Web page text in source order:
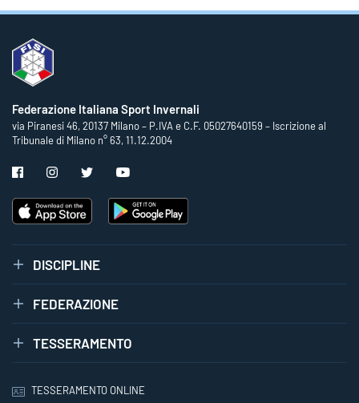
Federazione Italiana Sport Invernali
via Piranesi 46, 20137 Milano – P.IVA e C.F. 05027640159 – Iscrizione al
Tribunale di Milano n° 63, 11.12.2004
DISCIPLINE
FEDERAZIONE
TESSERAMENTO
TESSERAMENTO ONLINE